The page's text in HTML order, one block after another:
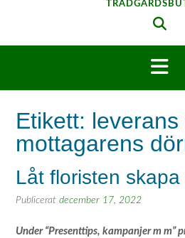
Etikett:
mottagarens
Låt floristen
Publicerat december 17, 2022
Under “Presenttips, kampanjer m m”